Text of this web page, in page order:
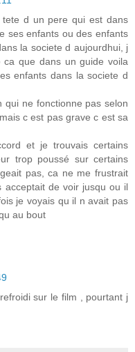
d un pere qui est dans
ses enfants ou des enfants
la societe d aujourdhui, j
que dans un guide voila
enfants dans la societe d
qui ne fonctionne pas selon
c est pas grave c est sa
et je trouvais certains
trop poussé sur certains
pas, ca ne me frustrait
acceptait de voir jusqu ou il
je voyais qu il n avait pas
au bout
sur le film , pourtant j